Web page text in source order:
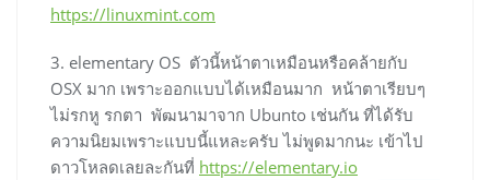
https://linuxmint.com
3. elementary OS ตัวนี้หน้าตาเหมือนหรือคล้ายกับ
OSX มาก เพราะออกแบบได้เหมือนมาก หน้าตาเรียบๆ
ไม่รกหู รกตา พัฒนามาจาก Ubunto เช่นกัน ที่ได้รับ
ความนิยมเพราะแบบนี้แหละครับ ไม่พูดมากนะ เข้าไป
ดาวโหลดเลยละกันที่ https://elementary.io